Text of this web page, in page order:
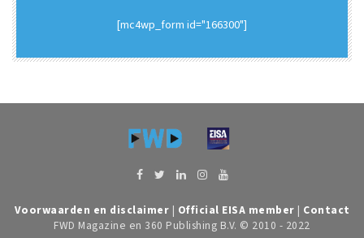
[mc4wp_form id="166300"]
Voorwaarden en disclaimer | Official EISA member | Contact
FWD Magazine en 360 Publishing B.V. © 2010 - 2022